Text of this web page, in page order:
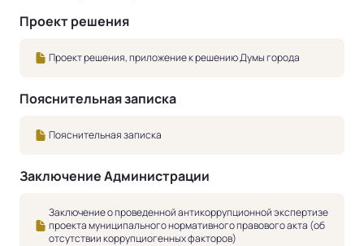
Проект решения
Проект решения, приложение к решению Думы города
Пояснительная записка
Пояснительная записка
Заключение Администрации
Заключение о проведенной антикоррупционной экспертизе
проекта муниципального нормативного правового акта (об
отсутствии коррупциогенных факторов)